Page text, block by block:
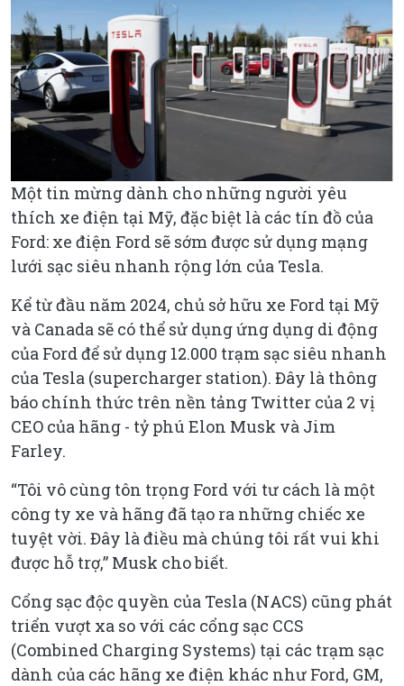
Một tin mừng dành cho những người yêu
thích xe điện tại Mỹ, đặc biệt là các tín đồ của
Ford: xe điện Ford sẽ sớm được sử dụng mạng
lưới sạc siêu nhanh rộng lớn của Tesla.
Kể từ đầu năm 2024, chủ sở hữu xe Ford tại Mỹ
và Canada sẽ có thể sử dụng ứng dụng di động
của Ford để sử dụng 12.000 trạm sạc siêu nhanh
của Tesla (supercharger station). Đây là thông
báo chính thức trên nền tảng Twitter của 2 vị
CEO của hãng - tỷ phú Elon Musk và Jim
Farley.
“Tôi vô cùng tôn trọng Ford với tư cách là một
công ty xe và hãng đã tạo ra những chiếc xe
tuyệt vời. Đây là điều mà chúng tôi rất vui khi
được hỗ trợ,” Musk cho biết.
Cổng sạc độc quyền của Tesla (NACS) cũng phát
triển vượt xa so với các cổng sạc CCS
(Combined Charging Systems) tại các trạm sạc
dành của các hãng xe điện khác như Ford, GM,